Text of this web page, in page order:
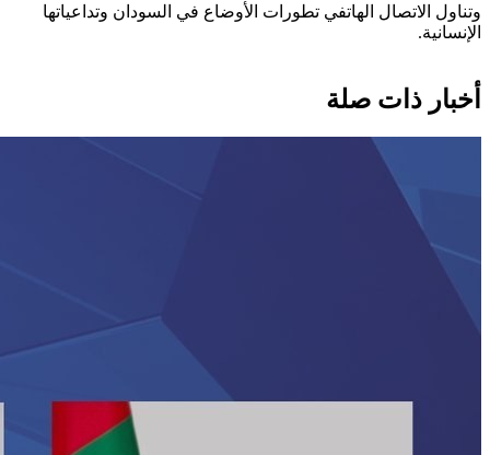
وتناول الاتصال الهاتفي تطورات الأوضاع في السودان وتداعياتها
الإنسانية.
أخبار ذات صلة